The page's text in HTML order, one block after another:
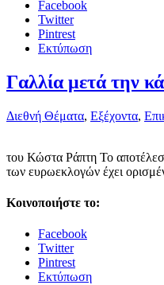
Facebook
Twitter
Pintrest
Εκτύπωση
Γαλλία μετά την
Διεθνή Θέματα, Εξέχοντα,
του Κώστα Ράπτη Το
των ευρωεκλογών έχει
Κοινοποιήστε το:
Facebook
Twitter
Pintrest
Εκτύπωση